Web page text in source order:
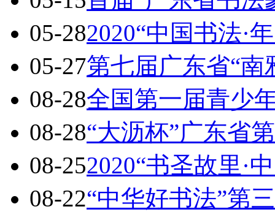
05-282020“中国书法·
05-27第七届广东省“
08-28全国第一届青少
08-28“大沥杯”广东省
08-252020“书圣故里·
08-22“中华好书法”第